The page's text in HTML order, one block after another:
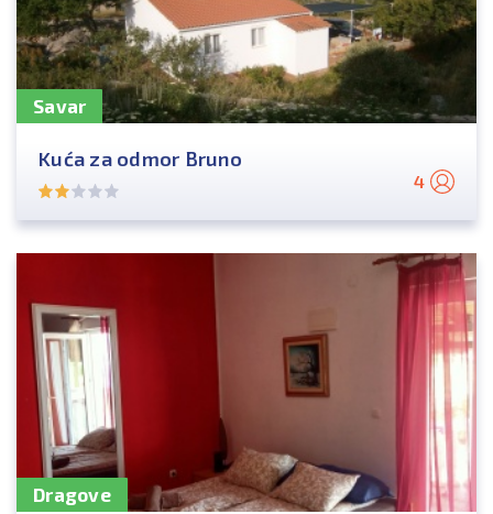
Savar
Kuća za odmor Bruno
4
Dragove